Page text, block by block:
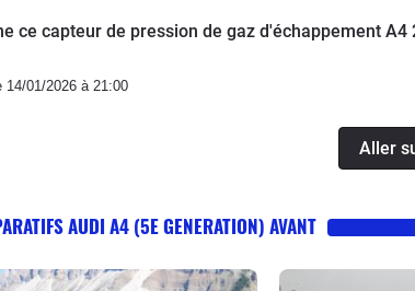
ce capteur de pression de gaz d'échappement A4
14/01/2026 à 21:00
Aller
AUDI A4 (5E GENERATION) AVANT